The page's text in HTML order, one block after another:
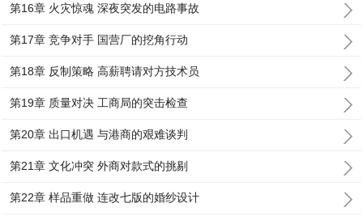
第16章 火灾惊魂 深夜突发的电路事故
第17章 竞争对手 国营厂的挖角行动
第18章 反制策略 高薪聘请对方技术员
第19章 质量对决 工商局的突击检查
第20章 出口机遇 与港商的艰难谈判
第21章 文化冲突 外商对款式的挑剔
第22章 样品重做 连改七版的婚纱设计